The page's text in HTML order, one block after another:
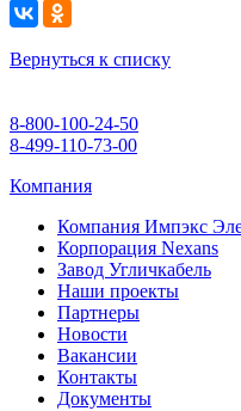
Вернуться к списку
8-800-100-24-50
8-499-110-73-00
Компания
Компания Импэкс
Корпорация Nexans
Завод Угличкабель
Наши проекты
Партнеры
Новости
Вакансии
Контакты
Документы